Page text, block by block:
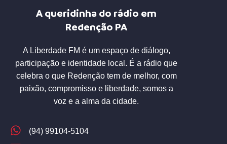
A queridinha do rádio em
Redenção PA
A Liberdade FM é um espaço de diálogo,
participação e identidade local. É a rádio que
celebra o que Redenção tem de melhor, com
paixão, compromisso e liberdade, somos a
voz e a alma da cidade.
(94) 99104-5104